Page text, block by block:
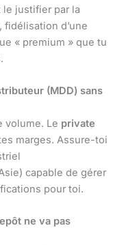
le justifier par la
d’une
« premium » que tu
(MDD) sans
volume. Le private
marges. Assure-toi
capable de gérer
pour toi.
ne va pas